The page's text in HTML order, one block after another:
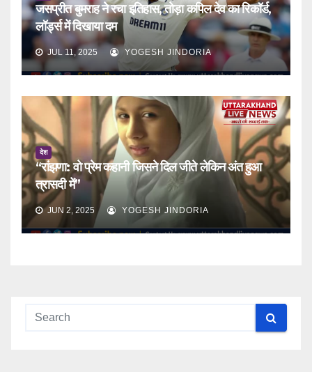
जसप्रीत बुमराह ने रचा इतिहास, तोड़ा कपिल देव का रिकॉर्ड,
लॉर्ड्स में दिखाया दम
JUL 11, 2025 YOGESH JINDORIA
देश
“रांझणा: वो प्रेम कहानी जिसने दिल जीते लेकिन अंत हुआ
त्रासदी में”
JUN 2, 2025 YOGESH JINDORIA